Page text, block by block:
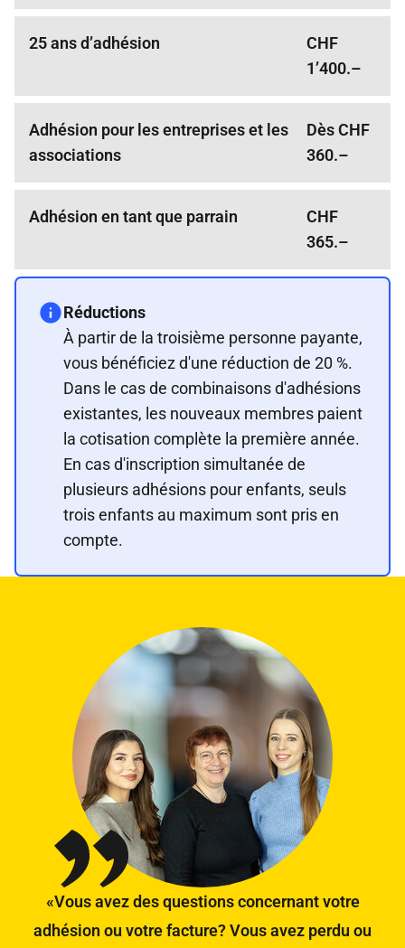
25 ans d’adhésion
CHF
1’400.–
Adhésion pour les entreprises et les
associations
Dès CHF
360.–
Adhésion en tant que parrain
CHF
365.–
Réductions
À partir de la troisième personne payante,
vous bénéficiez d'une réduction de 20 %.
Dans le cas de combinaisons d'adhésions
existantes, les nouveaux membres paient
la cotisation complète la première année.
En cas d'inscription simultanée de
plusieurs adhésions pour enfants, seuls
trois enfants au maximum sont pris en
compte.
«Vous avez des questions concernant votre
adhésion ou votre facture? Vous avez perdu ou